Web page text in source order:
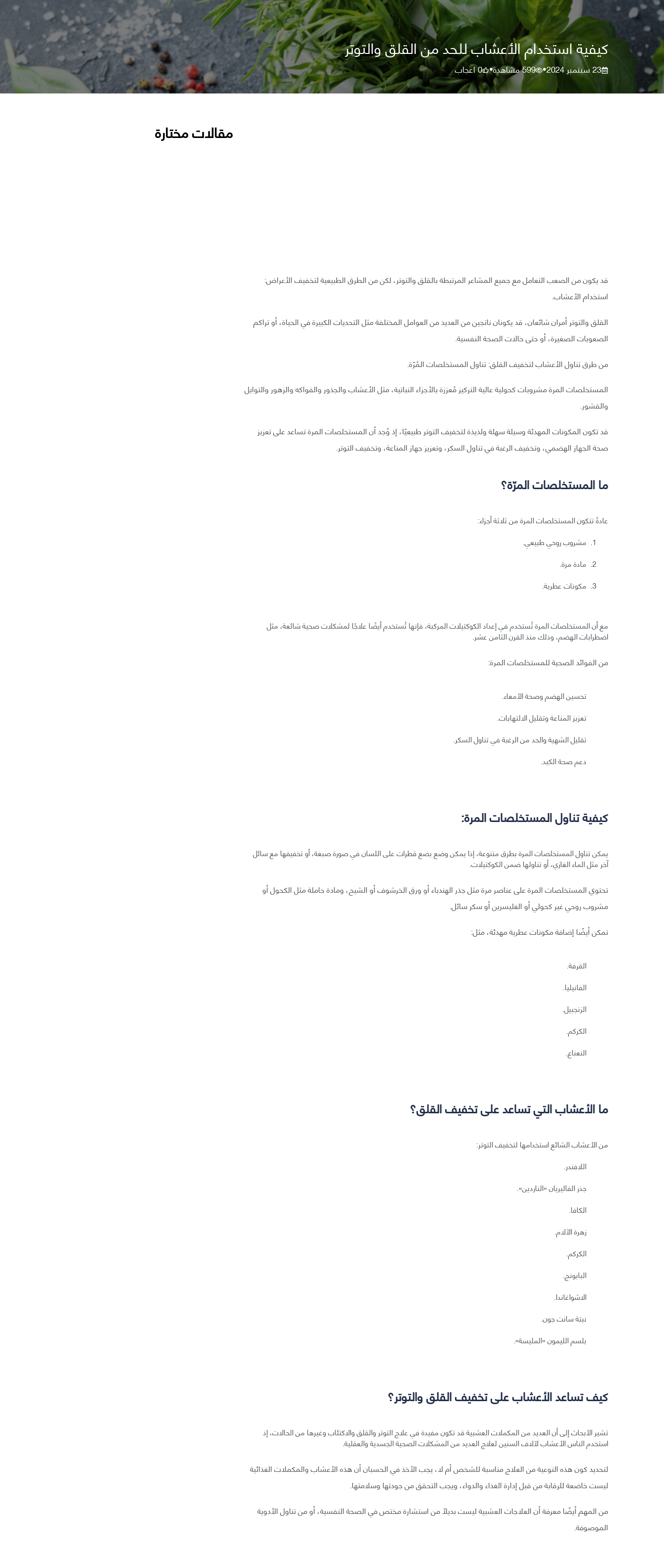
كيفية استخدام الأعشاب للحد من القلق والتوتر
23 سبتمبر 2024 •
599مشاهدة•
0اعجاب
قد يكون من الصعب التعامل مع جميع المشاعر المرتبطة بالقلق والتوتر، لكن من الطرق الطبيعية لتخفيف الأعراض:
استخدام الأعشاب.
القلق والتوتر أمران شائعان، قد يكونان ناتجين من العديد من العوامل المختلفة مثل التحديات الكبيرة في الحياة، أو تراكم
الصعوبات الصغيرة، أو حتى حالات الصحة النفسية.
من طرق تناول الأعشاب لتخفيف القلق: تناول المستخلصات المُرّة.
المستخلصات المرة مشروبات كحولية عالية التركيز مُعززة بالأجزاء النباتية، مثل الأعشاب والجذور والفواكه والزهور والتوابل
والقشور.
قد تكون المكونات المهدئة وسيلة سهلة ولذيذة لتخفيف التوتر طبيعيًا، إذ وُجد أن المستخلصات المرة تساعد على تعزيز
صحة الجهاز الهضمي، وتخفيف الرغبة في تناول السكر، وتعزيز جهاز المناعة، وتخفيف التوتر.
ما المستخلصات المرّة؟
عادةً تتكون المستخلصات المرة من ثلاثة أجزاء:
مشروب روحي طبيعي.
مادة مرة.
مكونات عطرية.
مع أن المستخلصات المرة تُستخدم في إعداد الكوكتيلات المركبة، فإنها تُستخدم أيضًا علاجًا لمشكلات صحية شائعة، مثل
اضطرابات الهضم، وذلك منذ القرن الثامن عشر.
من الفوائد الصحية للمستخلصات المرة:
تحسين الهضم وصحة الأمعاء.
تعزيز المناعة وتقليل الالتهابات.
تقليل الشهية والحد من الرغبة في تناول السكر.
دعم صحة الكبد.
كيفية تناول المستخلصات المرة:
يمكن تناول المستخلصات المرة بطرق متنوعة، إذا يمكن وضع بضع قطرات على اللسان في صورة صبغة، أو تخفيفها مع سائل
آخر مثل الماء الغازي، أو تناولها ضمن الكوكتيلات.
تحتوي المستخلصات المرة على عناصر مرة مثل جذر الهندباء أو ورق الخرشوف أو الشيح، ومادة حاملة مثل الكحول أو
مشروب روحي غير كحولي أو الغليسرين أو سكر سائل.
تمكن أيضًا إضافة مكونات عطرية مهدئة، مثل:
القرفة.
الفانيليا.
الزنجبيل.
الكركم.
النعناع.
ما الأعشاب التي تساعد على تخفيف القلق؟
من الأعشاب الشائع استخدامها لتخفيف التوتر:
اللافندر.
جذر الفاليريان «الناردين».
الكافا.
زهرة الآلام.
الكركم.
البابونج.
الاشواغاندا.
نبتة سانت جون.
بلسم الليمون «المليسة».
كيف تساعد الأعشاب على تخفيف القلق والتوتر؟
تشير الأبحاث إلى أن العديد من المكملات العشبية قد تكون مفيدة في علاج التوتر والقلق والاكتئاب وغيرها من الحالات، إذ
استخدم الناس الأعشاب لآلاف السنين لعلاج العديد من المشكلات الصحية الجسدية والعقلية.
لتحديد كون هذه النوعية من العلاج مناسبة للشخص أم لا، يجب الأخذ في الحسبان أن هذه الأعشاب والمكملات الغذائية
ليست خاضعة للرقابة من قبل إدارة الغذاء والدواء، ويجب التحقق من جودتها وسلامتها.
من المهم أيضًا معرفة أن العلاجات العشبية ليست بديلًا من استشارة مختص في الصحة النفسية، أو من تناول الأدوية
الموصوفة.
مقالات مختارة